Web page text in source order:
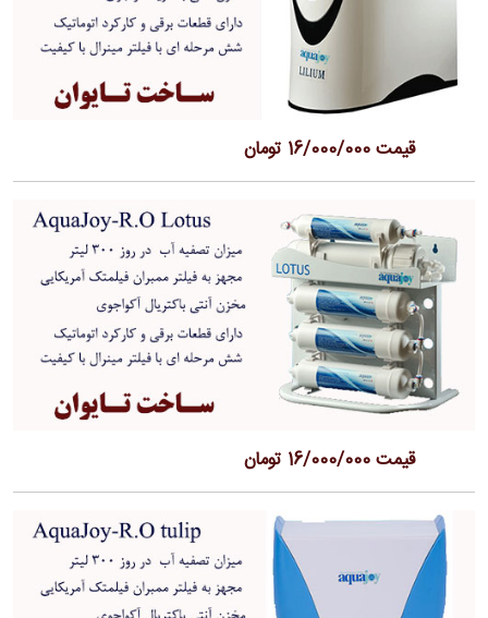
قیمت 16/000/000 تومان
قیمت 16/000/000 تومان